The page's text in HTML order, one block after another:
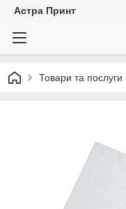
Астра Принт
Товари та послуги